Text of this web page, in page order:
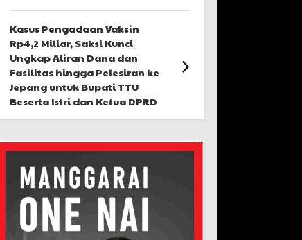
Kasus Pengadaan Vaksin
Rp4,2 Miliar, Saksi Kunci
Ungkap Aliran Dana dan
Fasilitas hingga Pelesiran ke
Jepang untuk Bupati TTU
Beserta Istri dan Ketua DPRD